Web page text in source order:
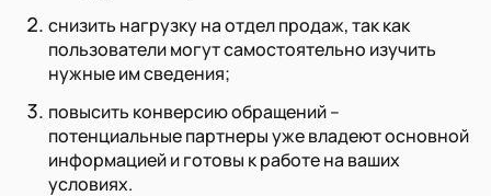
снизить нагрузку на отдел продаж, так как
пользователи могут самостоятельно изучить
нужные им сведения;
повысить конверсию обращений –
потенциальные партнеры уже владеют основной
информацией и готовы к работе на ваших
условиях.